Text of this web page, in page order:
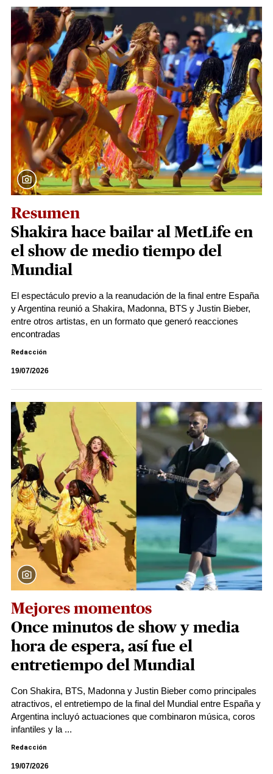
Resumen
Shakira hace bailar al MetLife en
el show de medio tiempo del
Mundial
El espectáculo previo a la reanudación de la final entre España
y Argentina reunió a Shakira, Madonna, BTS y Justin Bieber,
entre otros artistas, en un formato que generó reacciones
encontradas
Redacción
19/07/2026
Mejores momentos
Once minutos de show y media
hora de espera, así fue el
entretiempo del Mundial
Con Shakira, BTS, Madonna y Justin Bieber como principales
atractivos, el entretiempo de la final del Mundial entre España y
Argentina incluyó actuaciones que combinaron música, coros
infantiles y la ...
Redacción
19/07/2026